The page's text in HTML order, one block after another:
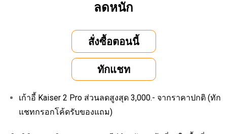
ลดหนัก
สั่งซื้อตอนนี้
ทักแชท
เก้าอี้ Kaiser 2 Pro ส่วนลดสูงสุด 3,000.- จากราคาปกติ (ทัก
แชทกรอกโค้ดรับของแถม)